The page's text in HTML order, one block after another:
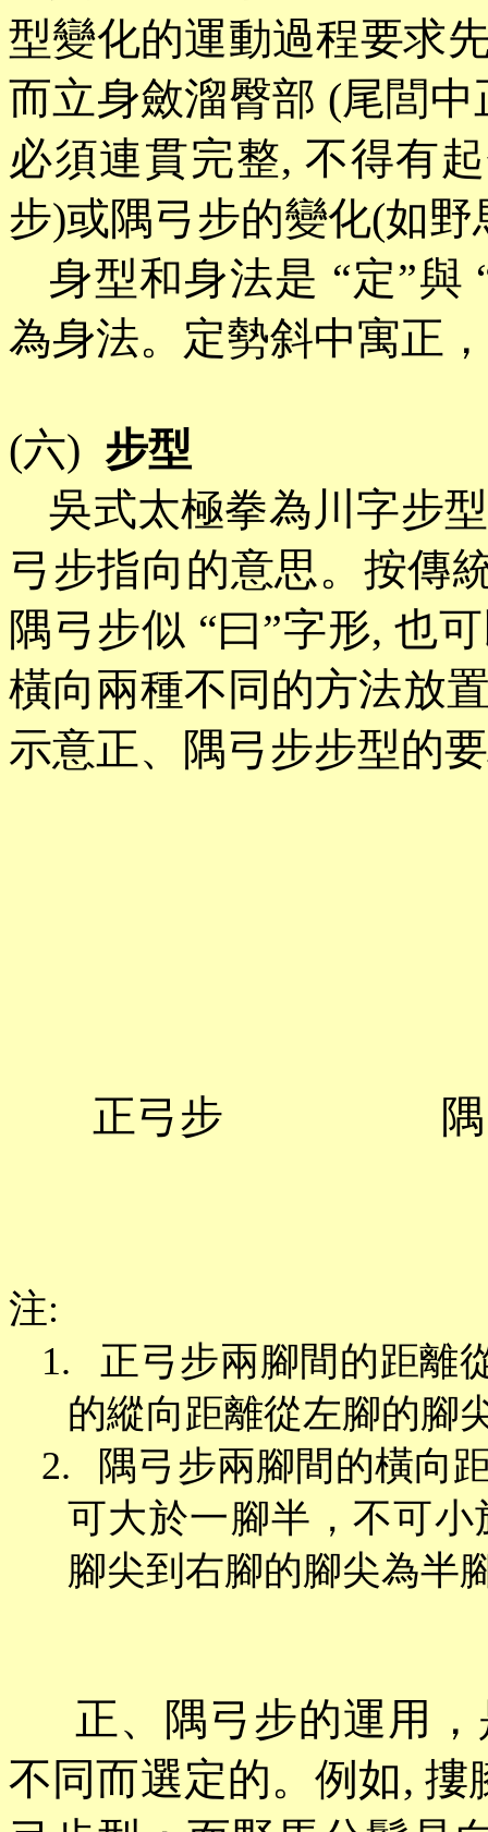
型變化的運動過程要求
而立身斂溜臀部 (尾閭
必須連貫完整, 不得有
步)或隅弓步的變化(如野
身型和身法是 “定”與
為身法。定勢斜中寓正
(六) 步型
吳式太極拳為川字步型
弓步指向的意思。按傳
隅弓步似 “曰”字形, 也
橫向兩種不同的方法放
示意正、隅弓步步型的
正弓步
注:
1.
正弓步兩腳間的距離
的縱向距離從左腳的腳
2.
隅弓步兩腳間的橫向
可大於一腳半，不可
腳尖到右腳的腳尖為半
正、隅弓步的運用
不同而選定的。例如, 摟